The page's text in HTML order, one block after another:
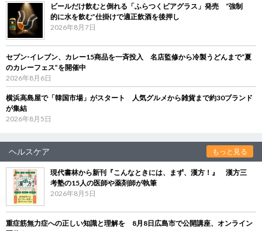
ビールだけ飲むと倒れる「ふらつくビアグラス」発売 “強制
的に水を飲む”仕掛けで適正飲酒を後押し
2026年8月7日
セブン‐イレブン、カレー15商品を一斉投入 名店監修から冷製うどんまで“夏
のカレーフェス”を開催中
2026年8月6日
横浜高島屋で「韓国市場」がスタート 人気グルメから雑貨まで約30ブランド
が集結
2026年8月5日
ヘルスケア もっと見る
現代書林から新刊『こんなときには、まず、漢方！』 漢方三
考塾の15人の医師や薬剤師が執筆
2026年8月5日
重症筋無力症への正しい知識と理解を 8月8日広島市で公開講座、オンライン